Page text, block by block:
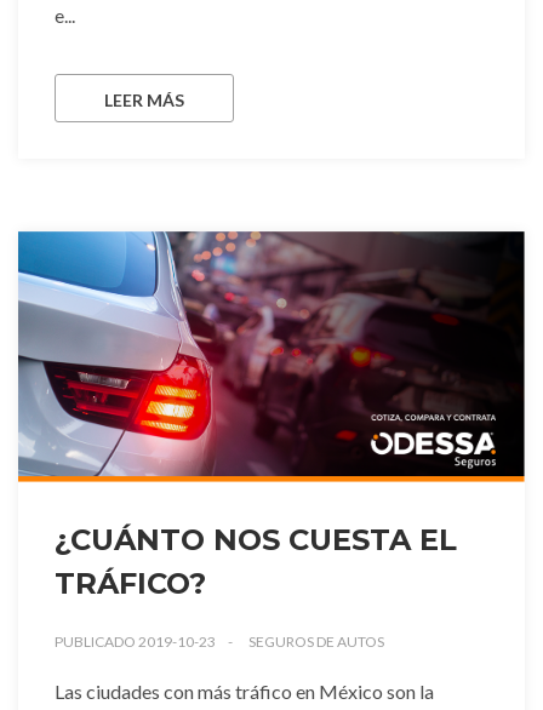
e...
LEER MÁS
¿CUÁNTO NOS CUESTA EL
TRÁFICO?
PUBLICADO 2019-10-23 SEGUROS DE AUTOS
Las ciudades con más tráfico en México son la